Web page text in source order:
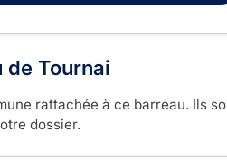
Tournai
rattachée à ce barreau. Ils
dossier.